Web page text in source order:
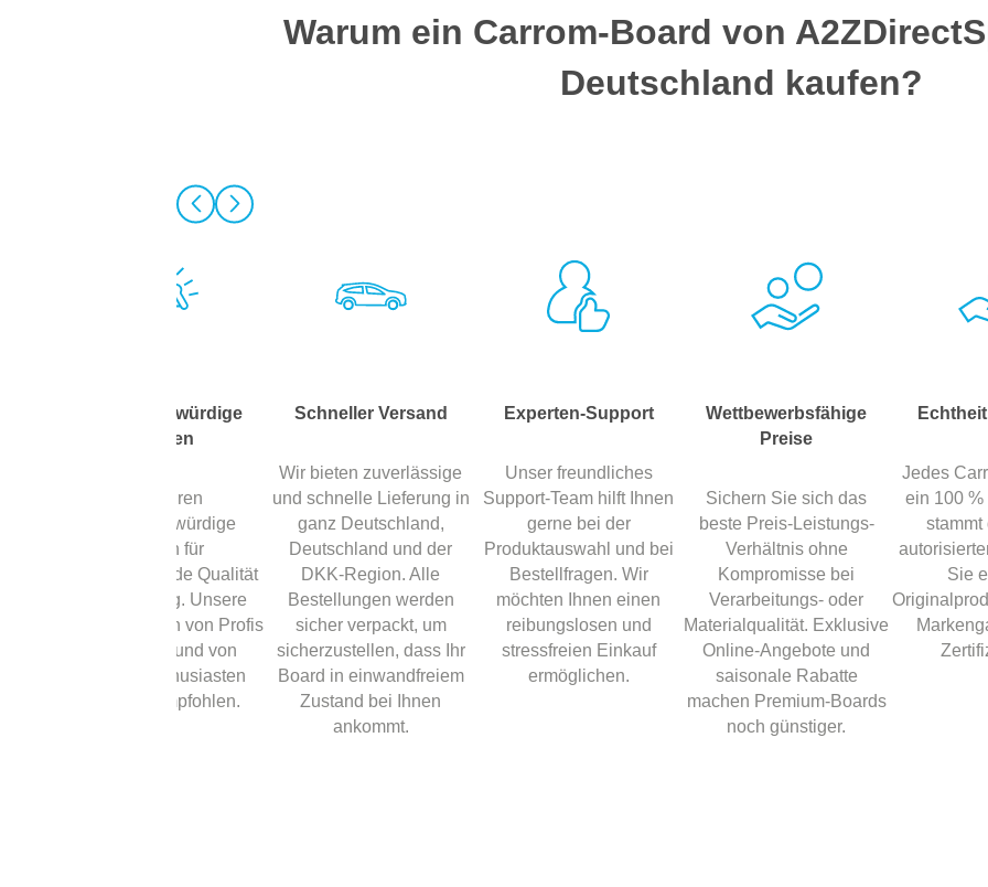
Warum ein Carrom-Board von
Deutschland kaufen?
Vertrauenswürdige
Marken
Wir führen
vertrauenswürdige
Marken für
gleichbleibende Qualität
und Leistung. Unsere
Boards werden von Profis
verwendet und von
Carrom-Enthusiasten
weltweit empfohlen.
Schneller Versand
Wir bieten zuverlässige
und schnelle Lieferung in
ganz Deutschland,
Deutschland und der
DKK-Region. Alle
Bestellungen werden
sicher verpackt, um
sicherzustellen, dass Ihr
Board in einwandfreiem
Zustand bei Ihnen
ankommt.
Experten-Support
Unser freundliches
Support-Team hilft Ihnen
gerne bei der
Produktauswahl und bei
Bestellfragen. Wir
möchten Ihnen einen
reibungslosen und
stressfreien Einkauf
ermöglichen.
Wettbewerbsfähige
Preise
Sichern Sie sich das
beste Preis-Leistungs-
Verhältnis ohne
Kompromisse bei
Verarbeitungs- oder
Materialqualität. Exklusive
Online-Angebote und
saisonale Rabatte
machen Premium-Boards
noch günstiger.
Jedes
ein 100 %
stammt
Sie